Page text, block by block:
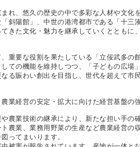
れ、悠久の歴史の中で多彩な人材や文化
斜陽館」、中世の港湾都市である「十
きた文化・魅力を継承していくととも
重要な役割を果たしている「立佞武多の
ての機能を維持しつつ、「子どもの広
る賑わい創出を目指し、世代を超えて
業経営の安定・拡大に向けた経営基盤の
農業技術の継承により、新たな担い手の
農業、業務用野菜の生産など農業経営
ってまいります。